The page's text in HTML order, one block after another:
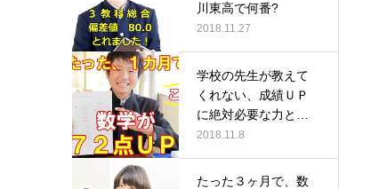
川東高で何番?
2018.11.27
学校の先生が教えて
くれない、成績ＵＰ
に絶対必要な力と
は？
2018.11.8
たった３ヶ月で、数